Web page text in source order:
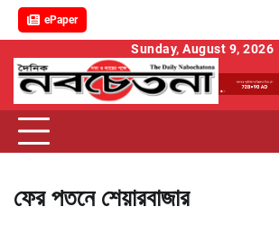
ePaper
content
Sunday, August 9, 2026
ফের পতনে শেয়ারবাজার